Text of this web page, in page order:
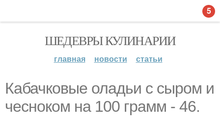
ШЕДЕВРЫ КУЛИНАРИИ
главная новости статьи
Кабачковые оладьи с сыром и
чесноком на 100 грамм - 46.
5